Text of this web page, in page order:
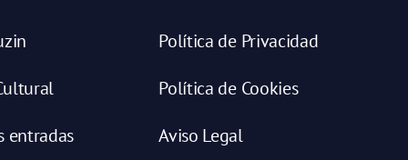
entradas
Política de Privacidad
Política de Cookies
Aviso Legal